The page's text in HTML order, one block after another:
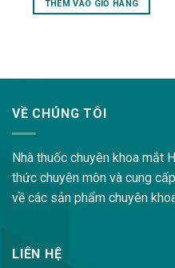
THÊM VÀO GIỎ HÀNG
VỀ CHÚNG TÔI
Nhà thuốc chuyên khoa mắt
thức chuyên môn và cung
về các sản phẩm chuyên
LIÊN HỆ